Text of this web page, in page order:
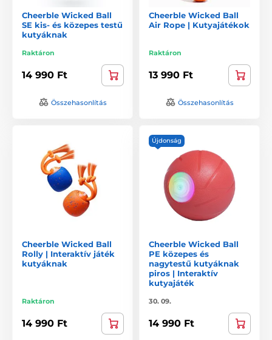
Cheerble Wicked Ball
SE kis- és közepes testű
kutyáknak
Raktáron
14 990 Ft
Összehasonlítás
Cheerble Wicked Ball
Air Rope | Kutyajátékok
Raktáron
13 990 Ft
Összehasonlítás
Cheerble Wicked Ball
Rolly | Interaktív játék
kutyáknak
Raktáron
14 990 Ft
Újdonság
Cheerble Wicked Ball
PE közepes és
nagytestű kutyáknak
piros | Interaktív
kutyajáték
30. 09.
14 990 Ft